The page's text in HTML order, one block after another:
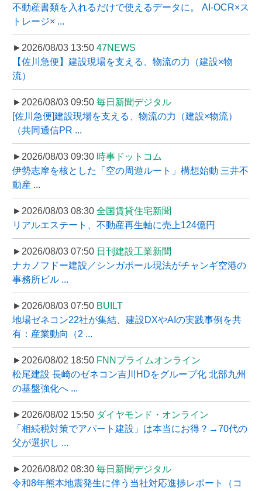
不動産書類を入れるだけで使えるデータに。 AI-OCR×ス
トレージ× ...
►2026/08/03 13:50 47NEWS
【佐川急便】建設現場を支える、物流の力（建設×物
流）
►2026/08/03 09:50 毎日新聞デジタル
[佐川急便]建設現場を支える、物流の力（建設×物流）
（共同通信PR ...
►2026/08/03 09:30 時事ドットコム
伊勢志摩を核とした「空の周遊ルート」構想始動 三井不
動産 ...
►2026/08/03 08:30 全国賃貸住宅新聞
リアルエステート、不動産再生軸に売上124億円
►2026/08/03 07:50 日刊建設工業新聞
ナカノフドー建設／シンガポール現法がチャンギ空港の
事務所ビル ...
►2026/08/03 07:50 BUILT
地場ゼネコン22社が集結、建設DXやAIの実践事例を共
有：産業動向（2 ...
►2026/08/02 18:50 FNNプライムオンライン
松尾建設 長崎のゼネコン吉川HDをグループ化 北部九州
の基盤強化へ ...
►2026/08/02 15:50 ダイヤモンド・オンライン
「相続税対策でアパート建設」は本当にお得？→70代の
父が選択し ...
►2026/08/02 08:30 毎日新聞デジタル
令和8年熊本地震発生に伴う当社対応進捗レポート（コ